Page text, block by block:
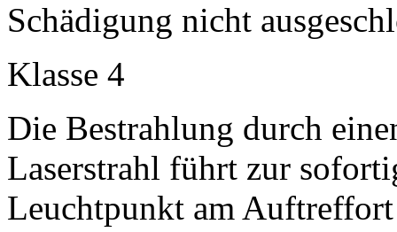
Schädigung nicht
Klasse 4
Die Bestrahlung durch
Laserstrahl führt zur
Leuchtpunkt am Auftreffort